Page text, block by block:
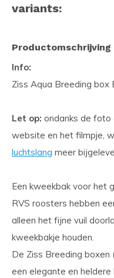
variants:
Productomschrijving
Info:
Ziss Aqua Breeding box
Let op: ondanks de foto
website en het filmpje,
luchtslang meer
Een kweekbak voor het
RVS roosters hebben
alleen het fijne vuil
kweekbakje houden.
De Ziss Breeding boxen
een elegante en